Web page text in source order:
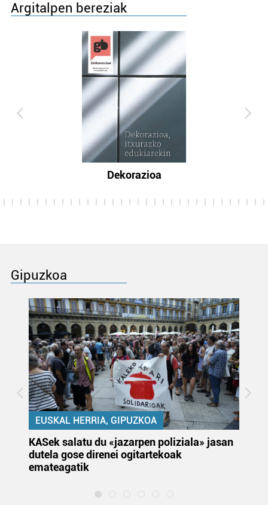
Argitalpen bereziak
Dekorazioa
Gipuzkoa
EUSKAL HERRIA, GIPUZKOA
KASek salatu du «jazarpen poliziala» jasan
dutela gose direnei ogitartekoak
emateagatik